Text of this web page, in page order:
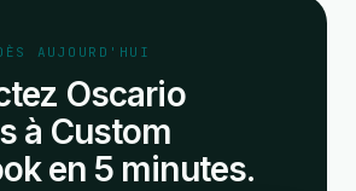
AUJOURD'HUI
Oscario
à Custom
en 5 minutes.